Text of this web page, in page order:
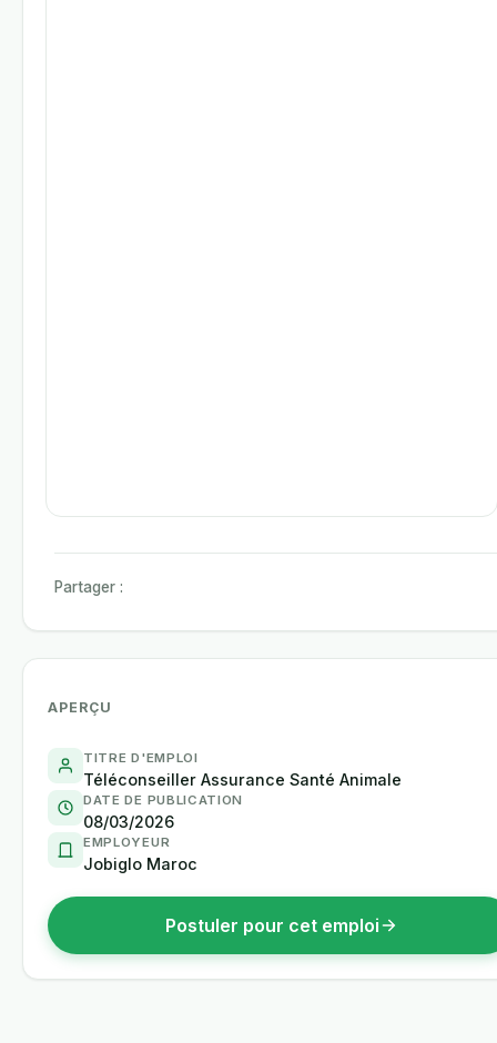
Partager :
APERÇU
TITRE D'EMPLOI
Téléconseiller Assurance Santé Animale
DATE DE PUBLICATION
08/03/2026
EMPLOYEUR
Jobiglo Maroc
Postuler pour cet emploi